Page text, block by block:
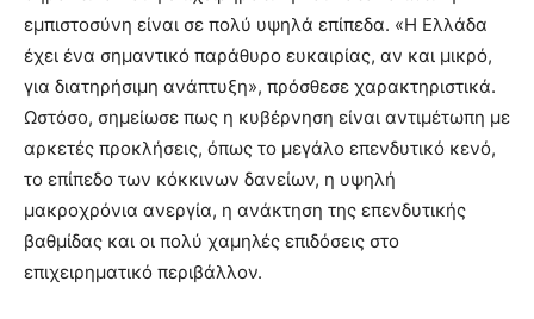
εμπιστοσύνη είναι σε πολύ υψηλά επίπεδα. «Η Ελλάδα
έχει ένα σημαντικό παράθυρο ευκαιρίας, αν και μικρό,
για διατηρήσιμη ανάπτυξη», πρόσθεσε χαρακτηριστικά.
Ωστόσο, σημείωσε πως η κυβέρνηση είναι αντιμέτωπη με
αρκετές προκλήσεις, όπως το μεγάλο επενδυτικό κενό,
το επίπεδο των κόκκινων δανείων, η υψηλή
μακροχρόνια ανεργία, η ανάκτηση της επενδυτικής
βαθμίδας και οι πολύ χαμηλές επιδόσεις στο
επιχειρηματικό περιβάλλον.